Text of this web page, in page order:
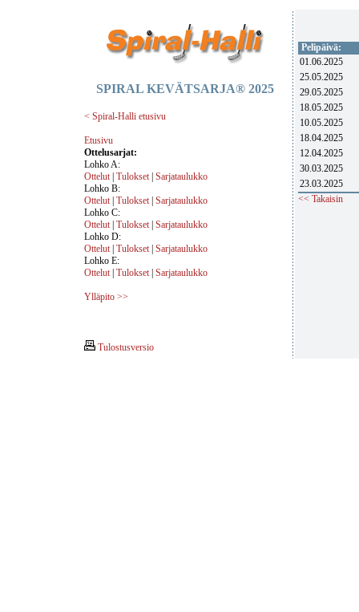
SPIRAL KEVÄTSARJA® 2025
< Spiral-Halli etusivu
Etusivu
Ottelusarjat:
Lohko A:
Ottelut | Tulokset | Sarjataulukko
Lohko B:
Ottelut | Tulokset | Sarjataulukko
Lohko C:
Ottelut | Tulokset | Sarjataulukko
Lohko D:
Ottelut | Tulokset | Sarjataulukko
Lohko E:
Ottelut | Tulokset | Sarjataulukko
Ylläpito >>
Tulostusversio
Pelipäivä:
01.06.2025
25.05.2025
29.05.2025
18.05.2025
10.05.2025
18.04.2025
12.04.2025
30.03.2025
23.03.2025
<< Takaisin